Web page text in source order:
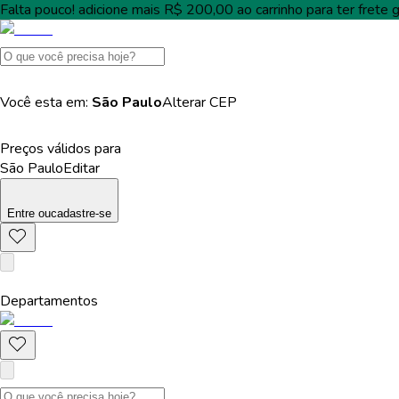
Falta pouco! adicione mais R$ 200,00 ao carrinho para terfrete
Você esta em: São PauloAlterarCEP
Preços válidos para
São PauloEditar
Entre oucadastre-se
Departamentos